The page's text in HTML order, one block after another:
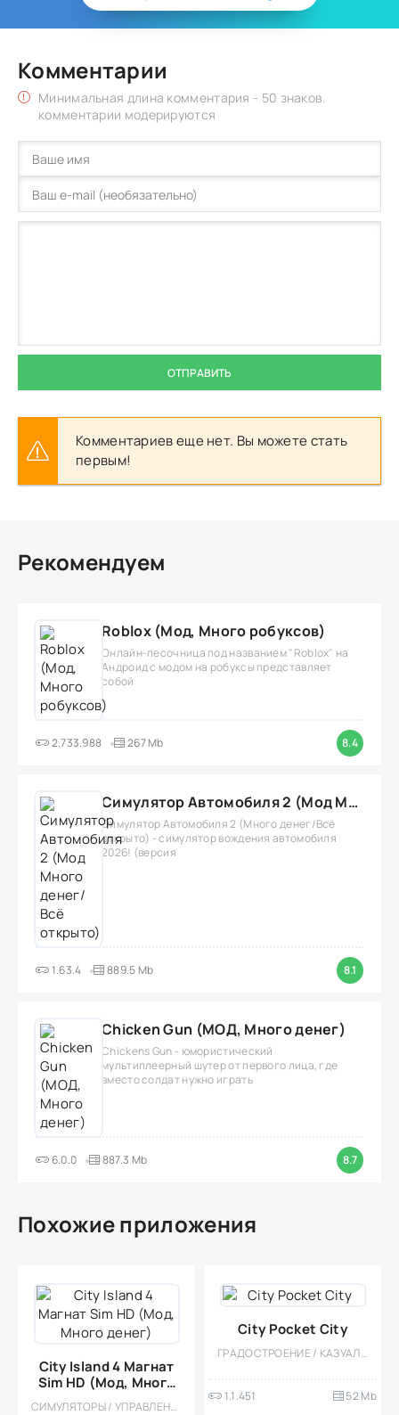
Комментарии
Минимальная длина комментария - 50 знаков.
комментарии модерируются
ОТПРАВИТЬ
Комментариев еще нет. Вы можете стать
первым!
Рекомендуем
Roblox (Мод, Много робуксов)
Онлайн-песочница под названием "Roblox" на
Андроид с модом на робуксы представляет
собой
2.733.988 267 Mb 8.4
Симулятор Автомобиля 2 (Мод Много денег/Всё открыто)
Симулятор Автомобиля 2 (Много денег/Всё
открыто) - симулятор вождения автомобиля
2026! (версия
1.63.4 889.5 Mb 8.1
Chicken Gun (МОД, Много денег)
Chickens Gun - юмористический
мультиплеерный шутер от первого лица, где
вместо солдат нужно играть
6.0.0 887.3 Mb 8.7
Похожие приложения
City Island 4 Магнат
Sim HD (Мод, Много
денег)
СИМУЛЯТОРЫ / УПРАВЛЕНИЕ / ГРАДОСТРОЕНИЕ / ОДНОПОЛЬЗОВАТЕЛЬСКИЕ / СТИЛИЗАЦИЯ / ОФЛАЙН / МОД / ВСТРОЕННЫЙ КЕШ
City Pocket City
ГРАДОСТРОЕНИЕ / КАЗУАЛЬНЫЕ / СИМУЛЯТОРЫ / УПРАВЛЕНИЕ / СТИЛИЗАЦИЯ / ОДНОПОЛЬЗОВАТЕЛЬСКИЕ / ОФЛАЙН / МОД
1.1.451 52 Mb